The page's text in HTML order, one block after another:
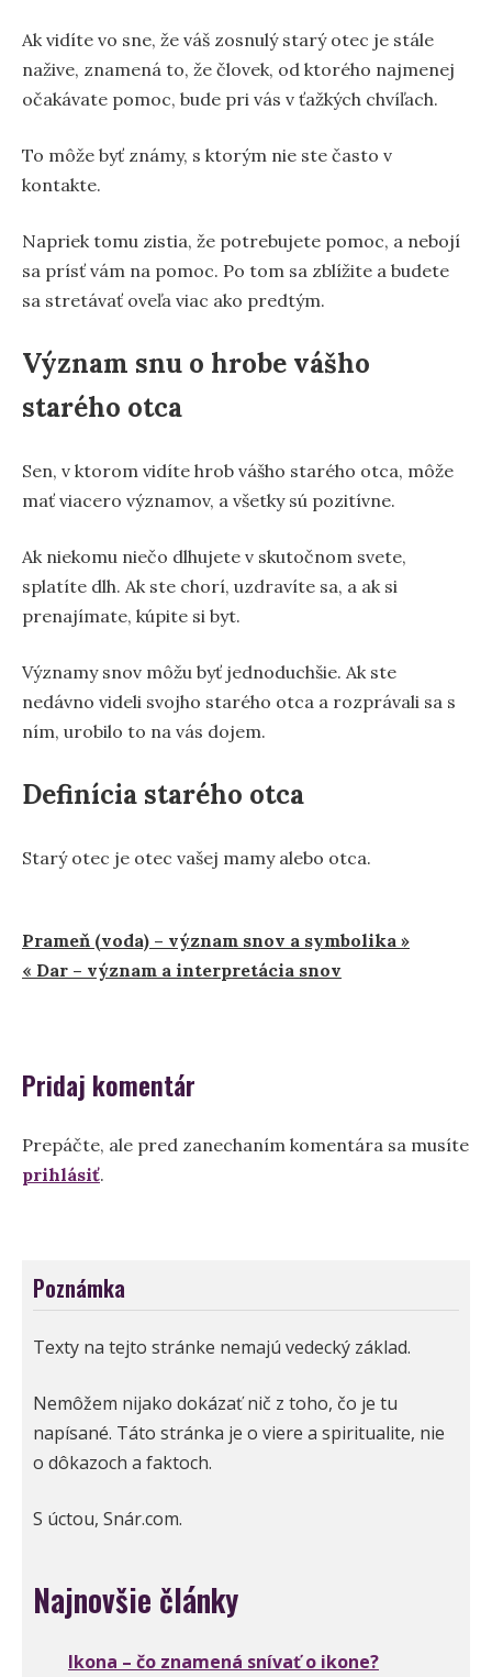
Ak vidíte vo sne, že váš zosnulý starý otec je stále
nažive, znamená to, že človek, od ktorého najmenej
očakávate pomoc, bude pri vás v ťažkých chvíľach.
To môže byť známy, s ktorým nie ste často v
kontakte.
Napriek tomu zistia, že potrebujete pomoc, a nebojí
sa prísť vám na pomoc. Po tom sa zblížite a budete
sa stretávať oveľa viac ako predtým.
Význam snu o hrobe vášho
starého otca
Sen, v ktorom vidíte hrob vášho starého otca, môže
mať viacero významov, a všetky sú pozitívne.
Ak niekomu niečo dlhujete v skutočnom svete,
splatíte dlh. Ak ste chorí, uzdravíte sa, a ak si
prenajímate, kúpite si byt.
Významy snov môžu byť jednoduchšie. Ak ste
nedávno videli svojho starého otca a rozprávali sa s
ním, urobilo to na vás dojem.
Definícia starého otca
Starý otec je otec vašej mamy alebo otca.
Navigácia
v
Prameň (voda) – význam snov a symbolika »
« Dar – význam a interpretácia snov
Pridaj komentár
Prepáčte, ale pred zanechaním komentára sa musíte
prihlásiť.
Poznámka
Texty na tejto stránke nemajú vedecký základ.
Nemôžem nijako dokázať nič z toho, čo je tu
napísané. Táto stránka je o viere a spiritualite, nie
o dôkazoch a faktoch.
S úctou, Snár.com.
Najnovšie články
Ikona – čo znamená snívať o ikone?